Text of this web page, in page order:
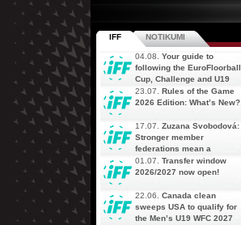
IFF NOTIKUMI
04.08. Your guide to
following the EuroFloorball
Cup, Challenge and U19
AOFC Qualifiers
simultaneously
23.07. Rules of the Game
2026 Edition: What’s New?
17.07. Zuzana Svobodová:
Stronger member
federations mean a
stronger future for floorball
01.07. Transfer window
2026/2027 now open!
22.06. Canada clean
sweeps USA to qualify for
the Men’s U19 WFC 2027